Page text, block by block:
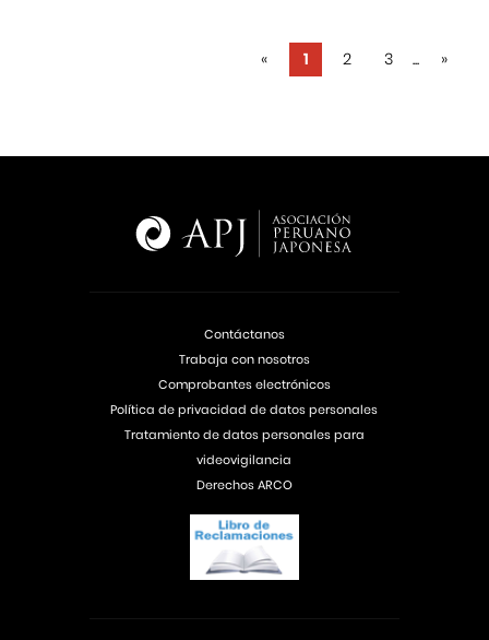
« 1 2 3 ... »
Contáctanos
Trabaja con nosotros
Comprobantes electrónicos
Política de privacidad de datos personales
Tratamiento de datos personales para
videovigilancia
Derechos ARCO